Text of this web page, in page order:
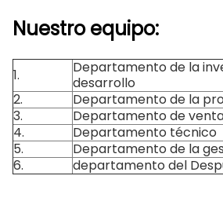
Nuestro equipo:
1.
Departamento de la
desarrollo
2.
Departamento de la
3.
Departamento de
4.
Departamento técnico
5.
Departamento de la
6.
departamento del